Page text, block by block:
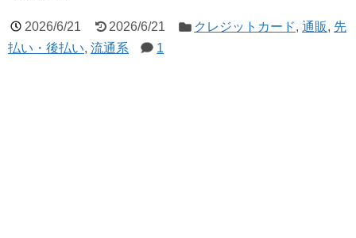
2026/6/21 2026/6/21 クレジットカード,通販, 先
払い・後払い, 流通系 1